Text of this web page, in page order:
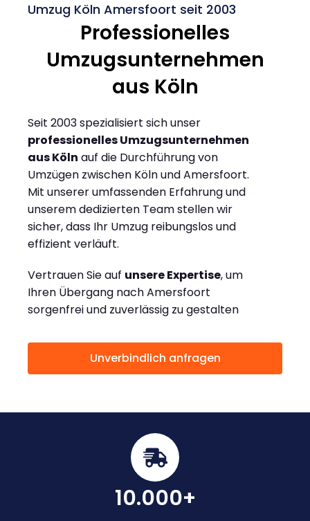
Umzug Köln Amersfoort seit 2003
Professionelles
Umzugsunternehmen
aus Köln
Seit 2003 spezialisiert sich unser
professionelles Umzugsunternehmen
aus Köln auf die Durchführung von
Umzügen zwischen Köln und Amersfoort.
Mit unserer umfassenden Erfahrung und
unserem dedizierten Team stellen wir
sicher, dass Ihr Umzug reibungslos und
effizient verläuft.
Vertrauen Sie auf unsere Expertise, um
Ihren Übergang nach Amersfoort
sorgenfrei und zuverlässig zu gestalten
Unverbindlich anfragen
10.000+